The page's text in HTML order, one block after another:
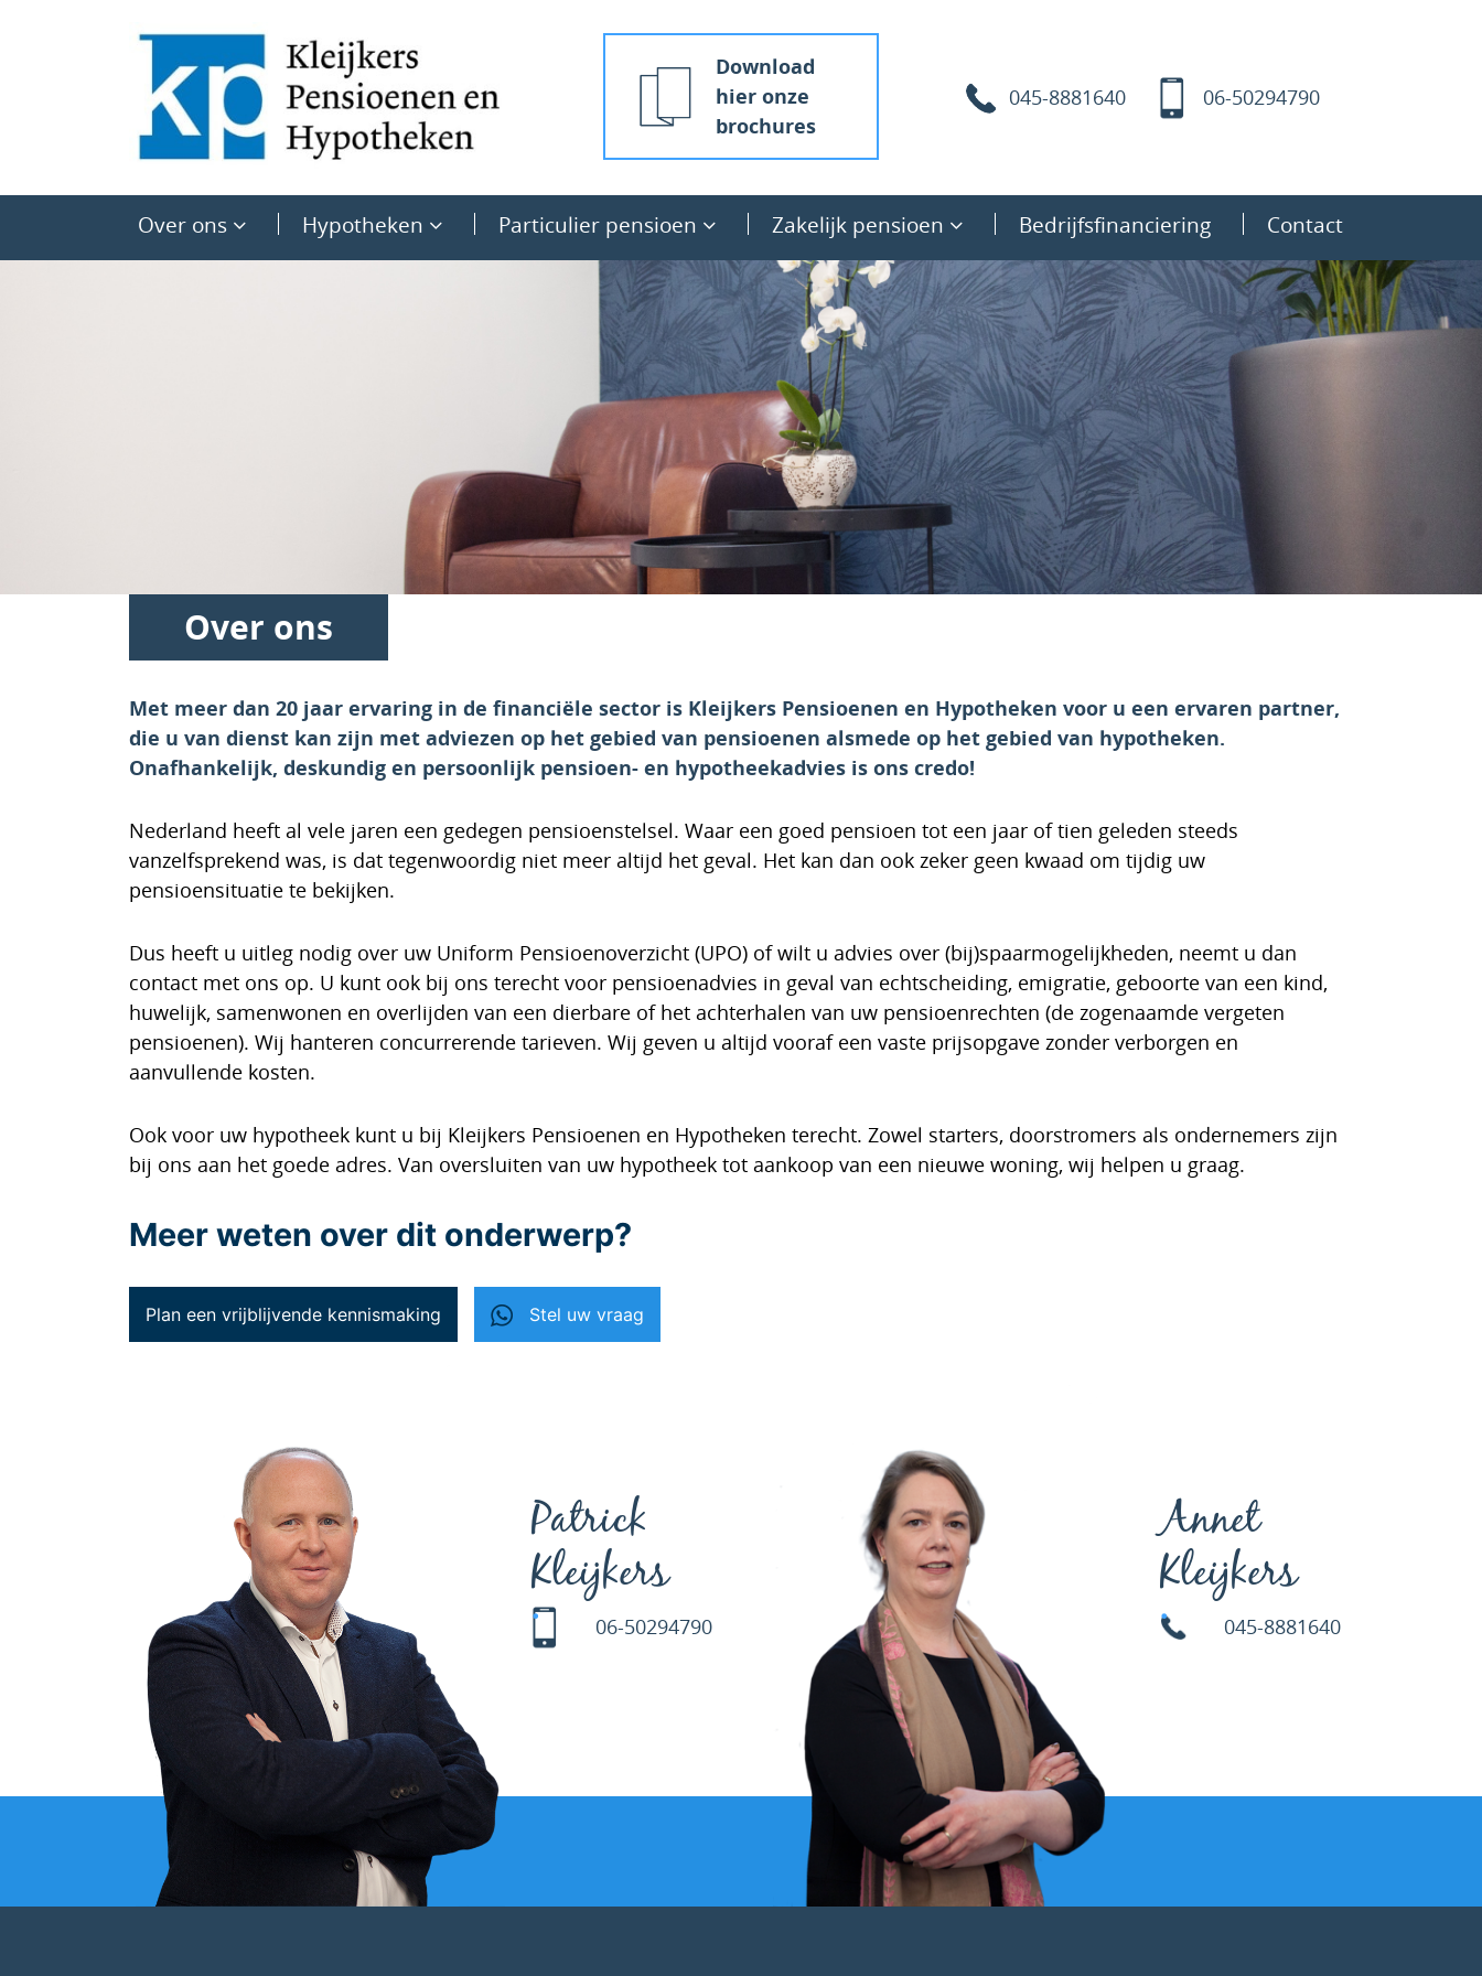
Download
hier onze
brochures
045-8881640 06-50294790
Over ons Hypotheken Particulier pensioen Zakelijk pensioen Bedrijfsfinanciering Contact
Over ons
Met meer dan 20 jaar ervaring in de financiële sector is Kleijkers Pensioenen en Hypotheken voor u een ervaren partner,
die u van dienst kan zijn met adviezen op het gebied van pensioenen alsmede op het gebied van hypotheken.
Onafhankelijk, deskundig en persoonlijk pensioen- en hypotheekadvies is ons credo!
Nederland heeft al vele jaren een gedegen pensioenstelsel. Waar een goed pensioen tot een jaar of tien geleden steeds
vanzelfsprekend was, is dat tegenwoordig niet meer altijd het geval. Het kan dan ook zeker geen kwaad om tijdig uw
pensioensituatie te bekijken.
Dus heeft u uitleg nodig over uw Uniform Pensioenoverzicht (UPO) of wilt u advies over (bij)spaarmogelijkheden, neemt u dan
contact met ons op. U kunt ook bij ons terecht voor pensioenadvies in geval van echtscheiding, emigratie, geboorte van een kind,
huwelijk, samenwonen en overlijden van een dierbare of het achterhalen van uw pensioenrechten (de zogenaamde vergeten
pensioenen). Wij hanteren concurrerende tarieven. Wij geven u altijd vooraf een vaste prijsopgave zonder verborgen en
aanvullende kosten.
Ook voor uw hypotheek kunt u bij Kleijkers Pensioenen en Hypotheken terecht. Zowel starters, doorstromers als ondernemers zijn
bij ons aan het goede adres. Van oversluiten van uw hypotheek tot aankoop van een nieuwe woning, wij helpen u graag.
Meer weten over dit onderwerp?
Plan een vrijblijvende kennismaking Stel uw vraag
Patrick
Kleijkers
06-50294790
Annet
Kleijkers
045-8881640